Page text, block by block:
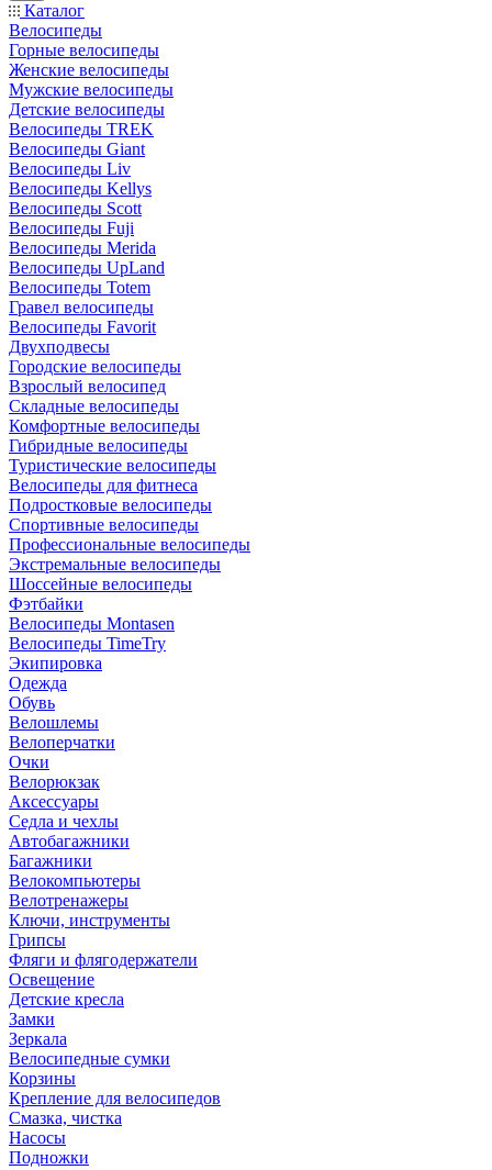
Каталог
Велосипеды
Горные велосипеды
Женские велосипеды
Мужские велосипеды
Детские велосипеды
Велосипеды TREK
Велосипеды Giant
Велосипеды Liv
Велосипеды Kellys
Велосипеды Scott
Велосипеды Fuji
Велосипеды Merida
Велосипеды UpLand
Велосипеды Totem
Гравел велосипеды
Велосипеды Favorit
Двухподвесы
Городские велосипеды
Взрослый велосипед
Складные велосипеды
Комфортные велосипеды
Гибридные велосипеды
Туристические велосипеды
Велосипеды для фитнеса
Подростковые велосипеды
Спортивные велосипеды
Профессиональные велосипеды
Экстремальные велосипеды
Шоссейные велосипеды
Фэтбайки
Велосипеды Montasen
Велосипеды TimeTry
Экипировка
Одежда
Обувь
Велошлемы
Велоперчатки
Очки
Велорюкзак
Аксессуары
Седла и чехлы
Автобагажники
Багажники
Велокомпьютеры
Велотренажеры
Ключи, инструменты
Грипсы
Фляги и флягодержатели
Освещение
Детские кресла
Замки
Зеркала
Велосипедные сумки
Корзины
Крепление для велосипедов
Смазка, чистка
Насосы
Подножки